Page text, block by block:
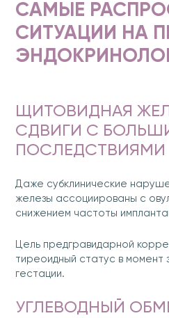
САМЫЕ
СИТУАЦИИ НА
ЩИТОВИДНАЯ
СДВИГИ С
ПОСЛЕДСТВИЯМИ
Даже субклинические
железы ассоциированы с
снижением частоты
Цель предгравидарной
тиреоидный статус в момент
гестации.
УГЛЕВОДНЫЙ